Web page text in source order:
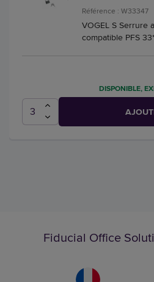
Référence : W33347
VOGEL S Serrure
compatible PFS
DISPONIBLE,
Fiducial Office